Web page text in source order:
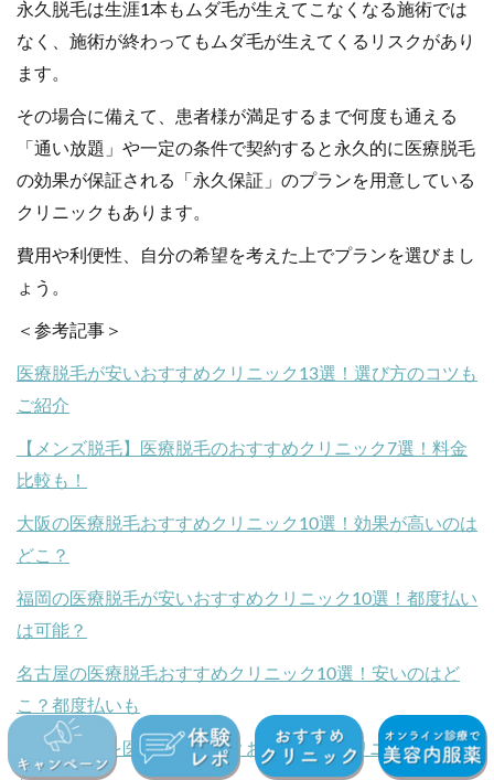
永久脱毛は生涯1本もムダ毛が生えてこなくなる施術では
なく、施術が終わってもムダ毛が生えてくるリスクがあり
ます。
その場合に備えて、患者様が満足するまで何度も通える
「通い放題」や一定の条件で契約すると永久的に医療脱毛
の効果が保証される「永久保証」のプランを用意している
クリニックもあります。
費用や利便性、自分の希望を考えた上でプランを選びまし
ょう。
＜参考記事＞
医療脱毛が安いおすすめクリニック13選！選び方のコツも
ご紹介
【メンズ脱毛】医療脱毛のおすすめクリニック7選！料金
比較も！
大阪の医療脱毛おすすめクリニック10選！効果が高いのは
どこ？
福岡の医療脱毛が安いおすすめクリニック10選！都度払い
は可能？
名古屋の医療脱毛おすすめクリニック10選！安いのはど
こ？都度払いも
男性も全身を医療脱毛する？おすすめのクリニックと値段